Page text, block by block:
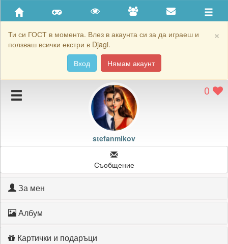
×
Ти си ГОСТ в момента. Влез в акаунта си за да играеш и
ползваш всички екстри в Djagi.
Вход
Нямам акаунт
Приятели
Хронология на игри
Подаръците на stefanmikov
Картичките на stefanmikov
Блокирай stefanmikov
0
stefanmikov
Съобщение
За мен
Албум
Картички и подаръци